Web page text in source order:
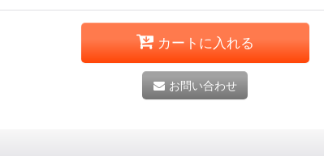
カートに入れる
お問い合わせ